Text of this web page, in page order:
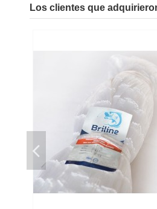
Los clientes que